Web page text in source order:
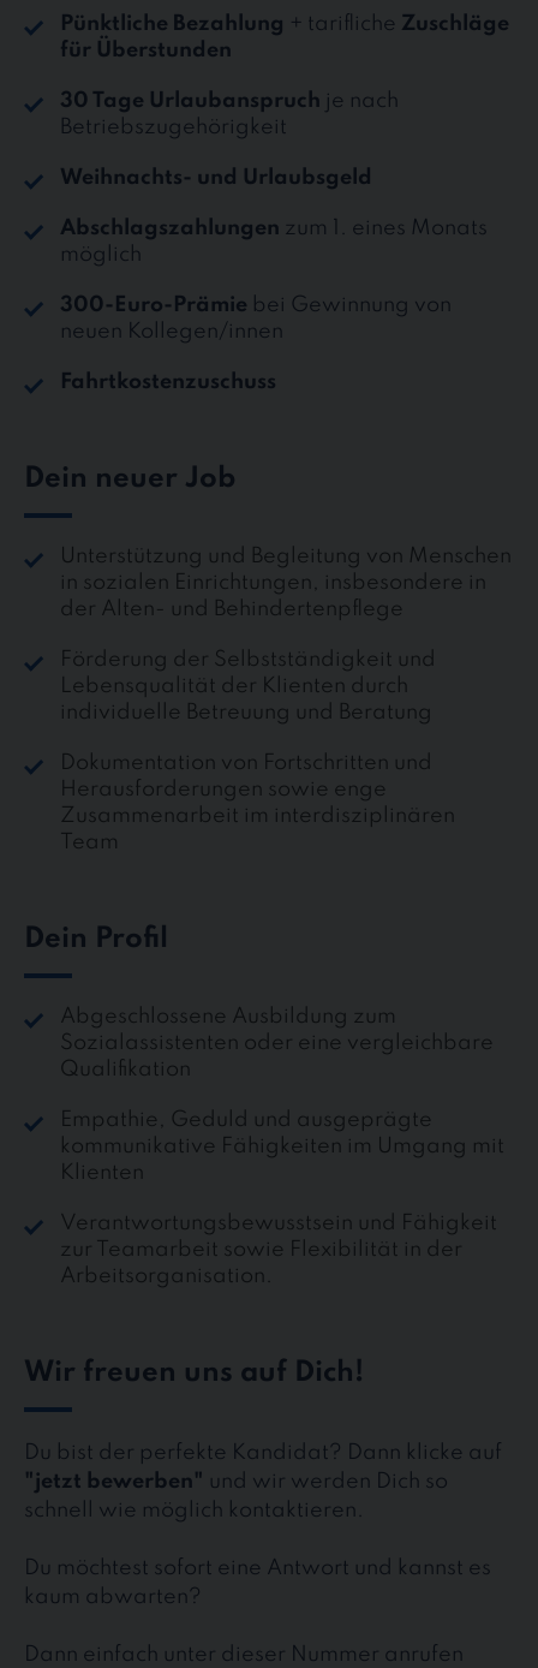
Pünktliche Bezahlung + tarifliche Zuschläge
für Überstunden
30 Tage Urlaubanspruch je nach
Betriebszugehörigkeit
Weihnachts- und Urlaubsgeld
Abschlagszahlungen zum 1. eines Monats
möglich
300-Euro-Prämie bei Gewinnung von
neuen Kollegen/innen
Fahrtkostenzuschuss
Dein neuer Job
Unterstützung und Begleitung von Menschen
in sozialen Einrichtungen, insbesondere in
der Alten- und Behindertenpflege
Förderung der Selbstständigkeit und
Lebensqualität der Klienten durch
individuelle Betreuung und Beratung
Dokumentation von Fortschritten und
Herausforderungen sowie enge
Zusammenarbeit im interdisziplinären
Team
Dein Profil
Abgeschlossene Ausbildung zum
Sozialassistenten oder eine vergleichbare
Qualifikation
Empathie, Geduld und ausgeprägte
kommunikative Fähigkeiten im Umgang mit
Klienten
Verantwortungsbewusstsein und Fähigkeit
zur Teamarbeit sowie Flexibilität in der
Arbeitsorganisation.
Wir freuen uns auf Dich!
Du bist der perfekte Kandidat? Dann klicke auf
"jetzt bewerben" und wir werden Dich so
schnell wie möglich kontaktieren.
Du möchtest sofort eine Antwort und kannst es
kaum abwarten?
Dann einfach unter dieser Nummer anrufen